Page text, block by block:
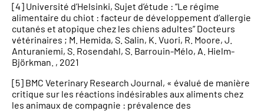
[4] Université d’Helsinki, Sujet d’étude : “Le régime
alimentaire du chiot : facteur de développement d’allergie
cutanés et atopique chez les chiens adultes” Docteurs
vétérinaires ; M. Hemida, S. Salin, K. Vuori, R. Moore, J.
Anturaniemi, S. Rosendahl, S. Barrouin-Mélo, A. Hielm-
Björkman. , 2021
[5] BMC Veterinary Research Journal, « évalué de manière
critique sur les réactions indésirables aux aliments chez
les animaux de compagnie : prévalence des